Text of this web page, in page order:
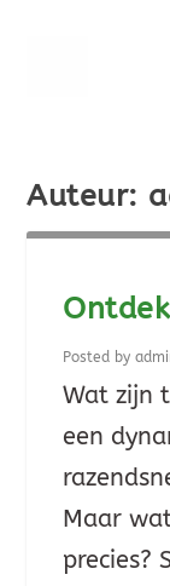
Auteur:
Posted by
Wat zijn
een
Maar
precies?